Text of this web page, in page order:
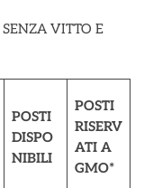
SENZA VITTO E
POSTI
DISPO
NIBILI
POSTI
RISERV
ATI A
GMO*